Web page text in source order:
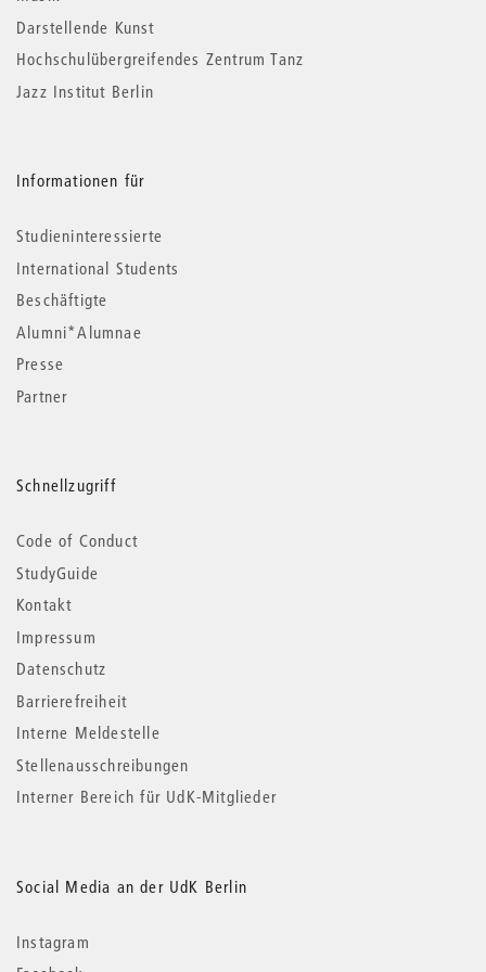
Darstellende Kunst
Hochschulübergreifendes Zentrum Tanz
Jazz Institut Berlin
Informationen für
Studieninteressierte
International Students
Beschäftigte
Alumni*Alumnae
Presse
Partner
Schnellzugriff
Code of Conduct
StudyGuide
Kontakt
Impressum
Datenschutz
Barrierefreiheit
Interne Meldestelle
Stellenausschreibungen
Interner Bereich für UdK-Mitglieder
Social Media an der UdK Berlin
Instagram